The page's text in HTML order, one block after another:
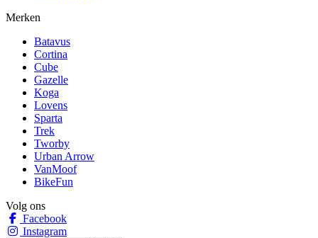
Merken
Batavus
Cortina
Cube
Gazelle
Koga
Lovens
Sparta
Trek
Tworby
Urban Arrow
VanMoof
BikeFun
Volg ons
Facebook
Instagram